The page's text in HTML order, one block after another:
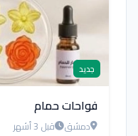
جديد
فواحات حمام
دمشق قبل 3 أشهر